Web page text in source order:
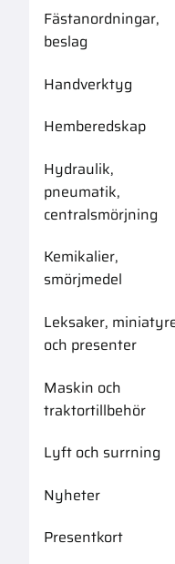
Fästanordningar,
beslag
Handverktyg
Hemberedskap
Hydraulik,
pneumatik,
centralsmörjning
Kemikalier,
smörjmedel
Leksaker,
och presenter
Maskin och
traktortillbehör
Lyft och surrning
Nyheter
Presentkort